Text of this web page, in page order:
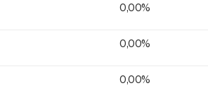
0,00%
0,00%
0,00%